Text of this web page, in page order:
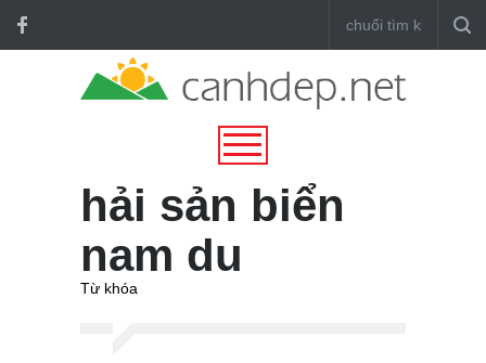
hải sản biển
nam du
Từ khóa